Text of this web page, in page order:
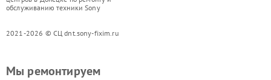
обслуживанию техники Sony
2021-2026 © СЦ dnt.sony-fixim.ru
Мы ремонтируем